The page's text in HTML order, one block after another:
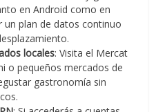
en Android como en
un plan de datos continuo
locales: Visita el Mercat
o pequeños mercados de
gastronomía sin